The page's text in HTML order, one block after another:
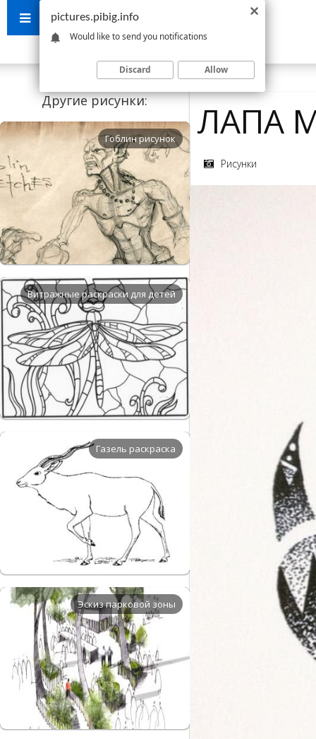
Другие рисунки:
Гоблин рисунок
Витражные раскраски для детей
Газель раскраска
Эскиз парковой зоны
ЛАПА
Рисунки
pictures.pibig.info
Would like to send you notifications
Discard Allow